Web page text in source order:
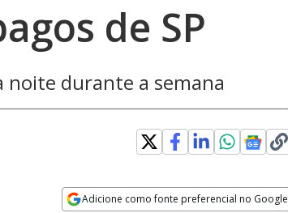
de SP
noite durante a semana
Adicione como fonte preferencial no Google